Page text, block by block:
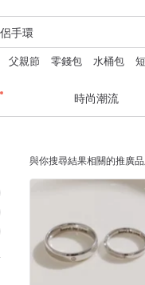
父親節 零錢包 水桶包
時尚潮流
與你搜尋結果相關的推廣